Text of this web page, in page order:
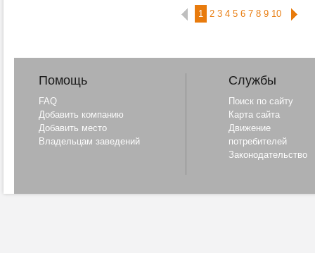
1 2 3 4 5 6 7 8 9 10
Помощь
FAQ
Добавить компанию
Добавить место
Владельцам заведений
Службы
Поиск по сайту
Карта сайта
Движение
потребителей
Законодательство